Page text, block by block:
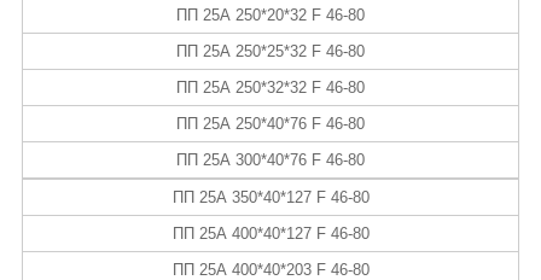
ПП 25А 250*20*32 F 46-80
ПП 25А 250*25*32 F 46-80
ПП 25А 250*32*32 F 46-80
ПП 25А 250*40*76 F 46-80
ПП 25А 300*40*76 F 46-80
ПП 25А 350*40*127F 46-80
ПП 25А 400*40*127F 46-80
ПП 25А 400*40*203F 46-80